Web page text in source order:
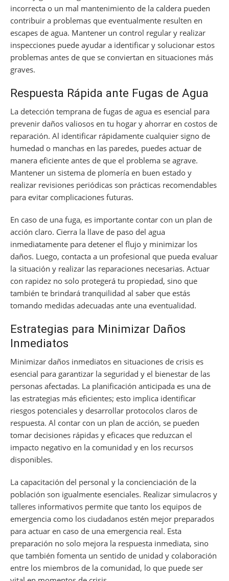
incorrecta o un mal mantenimiento de la caldera pueden
contribuir a problemas que eventualmente resulten en
escapes de agua. Mantener un control regular y realizar
inspecciones puede ayudar a identificar y solucionar estos
problemas antes de que se conviertan en situaciones más
graves.
Respuesta Rápida ante Fugas de Agua
La detección temprana de fugas de agua es esencial para
prevenir daños valiosos en tu hogar y ahorrar en costos de
reparación. Al identificar rápidamente cualquier signo de
humedad o manchas en las paredes, puedes actuar de
manera eficiente antes de que el problema se agrave.
Mantener un sistema de plomería en buen estado y
realizar revisiones periódicas son prácticas recomendables
para evitar complicaciones futuras.
En caso de una fuga, es importante contar con un plan de
acción claro. Cierra la llave de paso del agua
inmediatamente para detener el flujo y minimizar los
daños. Luego, contacta a un profesional que pueda evaluar
la situación y realizar las reparaciones necesarias. Actuar
con rapidez no solo protegerá tu propiedad, sino que
también te brindará tranquilidad al saber que estás
tomando medidas adecuadas ante una eventualidad.
Estrategias para Minimizar Daños
Inmediatos
Minimizar daños inmediatos en situaciones de crisis es
esencial para garantizar la seguridad y el bienestar de las
personas afectadas. La planificación anticipada es una de
las estrategias más eficientes; esto implica identificar
riesgos potenciales y desarrollar protocolos claros de
respuesta. Al contar con un plan de acción, se pueden
tomar decisiones rápidas y eficaces que reduzcan el
impacto negativo en la comunidad y en los recursos
disponibles.
La capacitación del personal y la concienciación de la
población son igualmente esenciales. Realizar simulacros y
talleres informativos permite que tanto los equipos de
emergencia como los ciudadanos estén mejor preparados
para actuar en caso de una emergencia real. Esta
preparación no solo mejora la respuesta inmediata, sino
que también fomenta un sentido de unidad y colaboración
entre los miembros de la comunidad, lo que puede ser